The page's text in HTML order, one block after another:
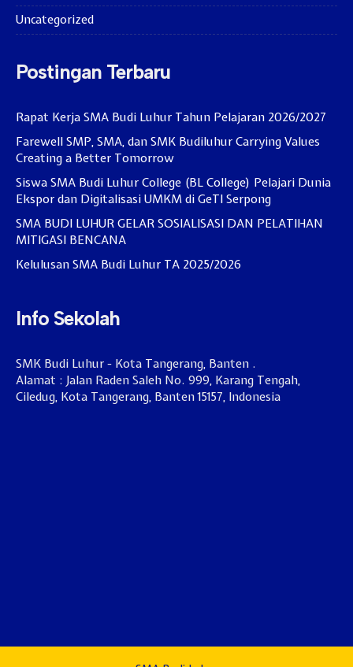
Uncategorized
Postingan Terbaru
Rapat Kerja SMA Budi Luhur Tahun Pelajaran 2026/2027
Farewell SMP, SMA, dan SMK Budiluhur Carrying Values
Creating a Better Tomorrow
Siswa SMA Budi Luhur College (BL College) Pelajari Dunia
Ekspor dan Digitalisasi UMKM di GeTI Serpong
SMA BUDI LUHUR GELAR SOSIALISASI DAN PELATIHAN
MITIGASI BENCANA
Kelulusan SMA Budi Luhur TA 2025/2026
Info Sekolah
SMK Budi Luhur - Kota Tangerang, Banten .
Alamat : Jalan Raden Saleh No. 999, Karang Tengah,
Ciledug, Kota Tangerang, Banten 15157, Indonesia